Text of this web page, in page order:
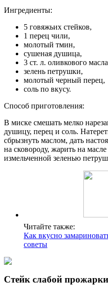
Ингредиенты:
5 говяжьих стейков,
1 перец чили,
молотый тмин,
сушеная душица,
3 ст. л. оливкового
зелень петрушки,
молотый черный перец,
соль по вкусу.
Способ приготовления:
В миске смешать мелко
душицу, перец и соль.
сбрызнуть маслом, дать
на сковороду, жарить на
измельченной зеленью
Читайте также:
Как вкусно
советы
Стейк слабой прожарки